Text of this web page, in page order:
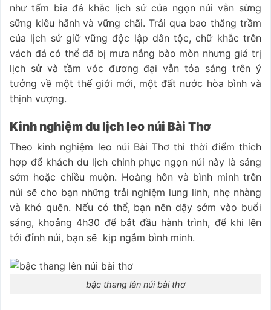
như tấm bia đá khắc lịch sử của ngọn núi vẫn sừng
sững kiêu hãnh và vững chãi. Trải qua bao thăng trầm
của lịch sử giữ vững độc lập dân tộc, chữ khắc trên
vách đá có thể đã bị mưa nắng bào mòn nhưng giá trị
lịch sử và tầm vóc đương đại vẫn tỏa sáng trên ý
tưởng về một thế giới mới, một đất nước hòa bình và
thịnh vượng.
Kinh nghiệm du lịch leo núi Bài Thơ
Theo kinh nghiệm leo núi Bài Thơ thì thời điểm thích
hợp để khách du lịch chinh phục ngọn núi này là sáng
sớm hoặc chiều muộn. Hoàng hôn và bình minh trên
núi sẽ cho bạn những trải nghiệm lung linh, nhẹ nhàng
và khó quên. Nếu có thể, bạn nên dậy sớm vào buổi
sáng, khoảng 4h30 để bắt đầu hành trình, để khi lên
tới đỉnh núi, bạn sẽ kịp ngắm bình minh.
bậc thang lên núi bài thơ